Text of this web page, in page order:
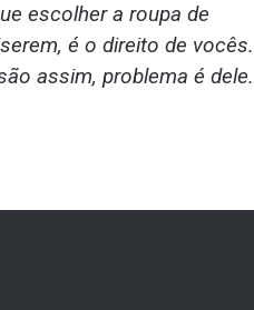
escolher a roupa de
é o direito de vocês.
assim, problema é dele.